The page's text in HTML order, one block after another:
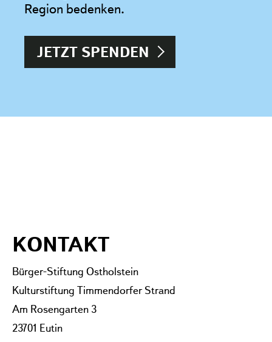
Region bedenken.
JETZT SPENDEN
KONTAKT
Bürger-Stiftung Ostholstein
Kulturstiftung Timmendorfer Strand
Am Rosengarten 3
23701 Eutin